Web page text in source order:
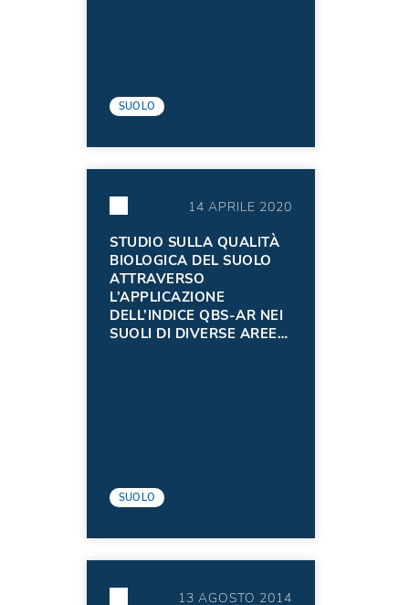
SUOLO
14 APRILE 2020
STUDIO SULLA QUALITÀ
BIOLOGICA DEL SUOLO
ATTRAVERSO
L’APPLICAZIONE
DELL’INDICE QBS-AR NEI
SUOLI DI DIVERSE AREE
SUOLO
13 AGOSTO 2014